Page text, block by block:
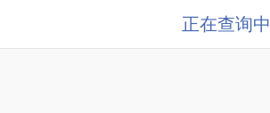
正在查询中